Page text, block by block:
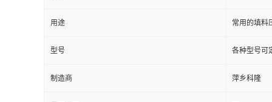
用途 常用的填料
型号 各种型号可
制造商 萍乡科隆